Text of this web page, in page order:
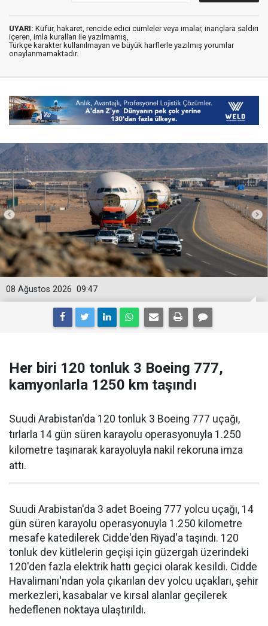
UYARI: Küfür, hakaret, rencide edici cümleler veya imalar, inançlara saldırı
içeren, imla kuralları ile yazılmamış,
Türkçe karakter kullanılmayan ve büyük harflerle yazılmış yorumlar
onaylanmamaktadır.
09:47
08 Ağustos 2026
Her biri 120 tonluk 3 Boeing 777,
kamyonlarla 1250 km taşındı
Suudi Arabistan'da 120 tonluk 3 Boeing 777 uçağı,
tırlarla 14 gün süren karayolu operasyonuyla 1.250
kilometre taşınarak karayoluyla nakil rekoruna imza
attı.
Suudi Arabistan'da 3 adet Boeing 777 yolcu uçağı, 14
gün süren karayolu operasyonuyla 1.250 kilometre
mesafe katedilerek Cidde'den Riyad'a taşındı. 120
tonluk dev kütlelerin geçişi için güzergah üzerindeki
120'den fazla elektrik hattı geçici olarak kesildi. Cidde
Havalimanı'ndan yola çıkarılan dev yolcu uçakları, şehir
merkezleri, kasabalar ve kırsal alanlar geçilerek
hedeflenen noktaya ulaştırıldı.